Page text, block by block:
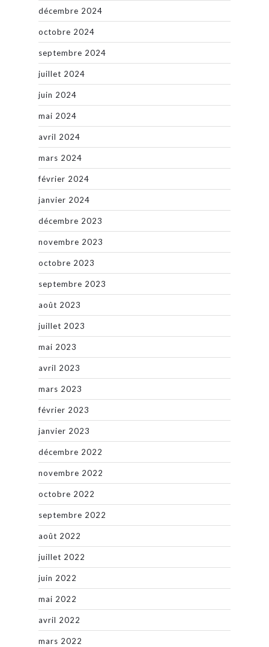
décembre 2024
octobre 2024
septembre 2024
juillet 2024
juin 2024
mai 2024
avril 2024
mars 2024
février 2024
janvier 2024
décembre 2023
novembre 2023
octobre 2023
septembre 2023
août 2023
juillet 2023
mai 2023
avril 2023
mars 2023
février 2023
janvier 2023
décembre 2022
novembre 2022
octobre 2022
septembre 2022
août 2022
juillet 2022
juin 2022
mai 2022
avril 2022
mars 2022